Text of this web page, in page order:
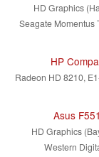
HD Graphics
Seagate Momentus
HP
Radeon HD 8210,
Asus
HD Graphics
Western